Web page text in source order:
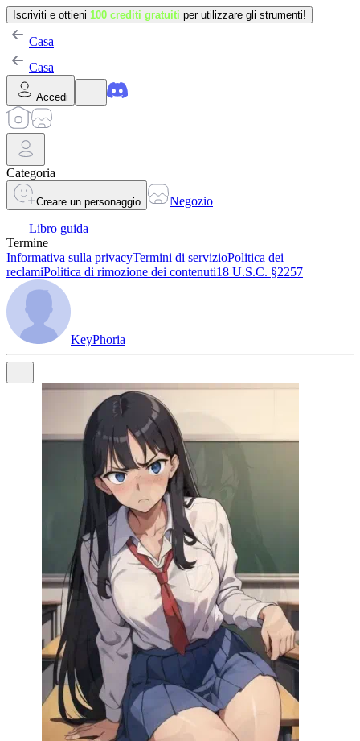
Iscriviti e ottieni 100 crediti gratuiti per utilizzare gli strumenti!
Casa
Casa
Accedi
Categoria
Creare un personaggio
Negozio
Libro guida
Termine
Informativa sulla privacyTermini di servizioPolitica dei
reclamiPolitica di rimozione dei contenuti18 U.S.C. §2257
KeyPhoria